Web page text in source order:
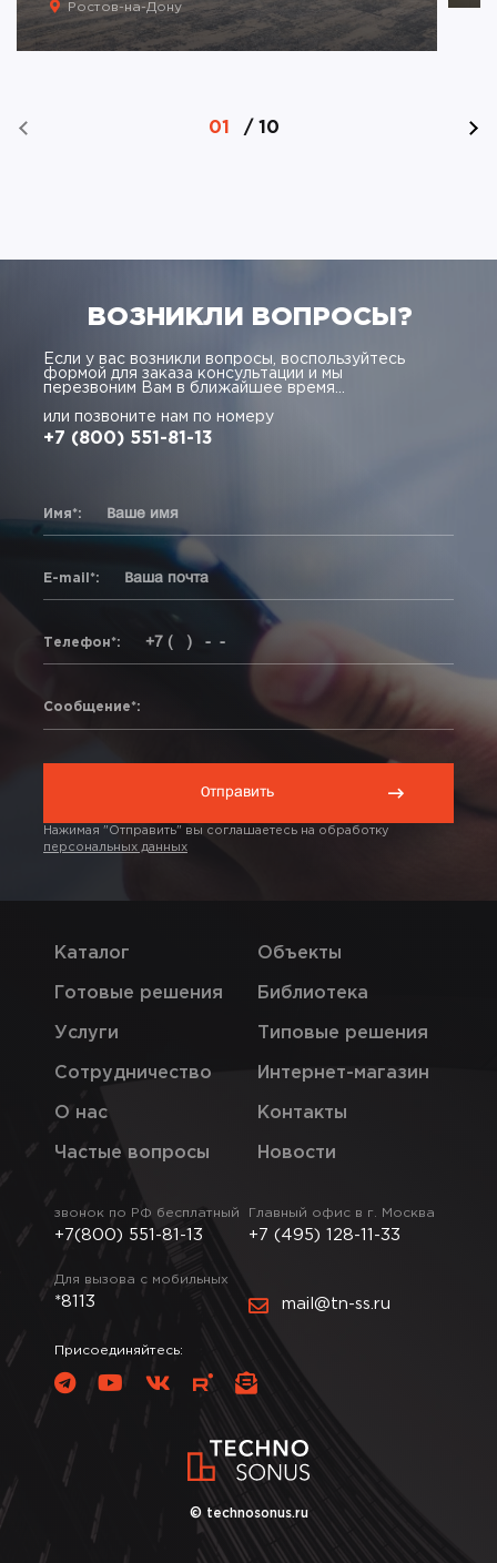
Ростов-на-Дону
01 / 10
ВОЗНИКЛИ ВОПРОСЫ?
Если у вас возникли вопросы, воспользуйтесь
формой для заказа консультации и мы
перезвоним Вам в ближайшее время...
или позвоните нам по номеру
+7 (800) 551-81-13
Имя*:
E-mail*:
Телефон*:
Сообщение*:
Нажимая "Отправить" вы соглашаетесь на обработку
персональных данных
© technosonus.ru
Каталог
Готовые решения
Услуги
Сотрудничество
О нас
Частые вопросы
Объекты
Библиотека
Типовые решения
Интернет-магазин
Контакты
Новости
звонок по РФ бесплатный
+7(800) 551-81-13
Главный офис в г. Москва
+7 (495) 128-11-33
Для вызова с мобильных
*8113 mail@tn-ss.ru
Присоединяйтесь: